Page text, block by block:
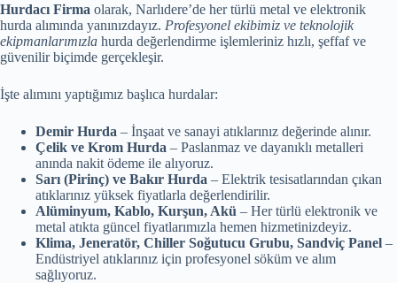
Hurdacı Firma olarak, Narlıdere’de her türlü metal ve elektronik
hurda alımında yanınızdayız. Profesyonel ekibimiz ve teknolojik
ekipmanlarımızla hurda değerlendirme işlemleriniz hızlı, şeffaf ve
güvenilir biçimde gerçekleşir.
İşte alımını yaptığımız başlıca hurdalar:
Demir Hurda – İnşaat ve sanayi atıklarınız değerinde alınır.
Çelik ve Krom Hurda – Paslanmaz ve dayanıklı metalleri
anında nakit ödeme ile alıyoruz.
Sarı (Pirinç) ve Bakır Hurda – Elektrik tesisatlarından çıkan
atıklarınız yüksek fiyatlarla değerlendirilir.
Alüminyum, Kablo, Kurşun, Akü – Her türlü elektronik ve
metal atıkta güncel fiyatlarımızla hemen hizmetinizdeyiz.
Klima, Jeneratör, Chiller Soğutucu Grubu, Sandviç Panel –
Endüstriyel atıklarınız için profesyonel söküm ve alım
sağlıyoruz.